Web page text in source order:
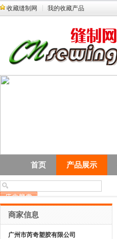
收藏缝制网 我的收藏产品
首页 产品展示
商家信息
广州市芮奇塑胶有限公司